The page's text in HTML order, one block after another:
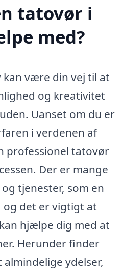
tatovør i
med?
kan være din vej til at
og kreativitet
Uanset om du er
i verdenen af
professionel tatovør
Der er mange
tjenester, som en
det er vigtigt at
hjælpe dig med at
Herunder finder
ydelser,